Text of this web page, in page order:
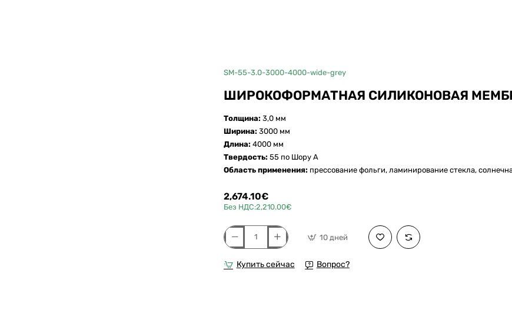
10 дней
SM-55-3.0-3000-4000-wide-grey
ШИРОКОФОРМАТНАЯ СИЛИКОНОВАЯ
Толщина: 3,0 мм
Ширина: 3000 мм
Длина: 4000 мм
Твердость: 55 по Шору А
Область применения: прессование фольги, ламинирование стекла,
2,674.10€
Без НДС:2,210.00€
Широкоформатная
мембрана
10 дней
Купить сейчас Вопрос?